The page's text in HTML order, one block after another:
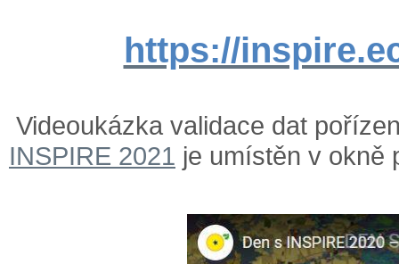
https://
Videoukázka validace dat
INSPIRE 2021 je umístěn v okně